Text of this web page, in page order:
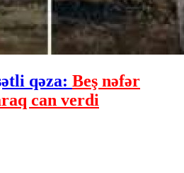
qəza: Beş nəfər
can verdi